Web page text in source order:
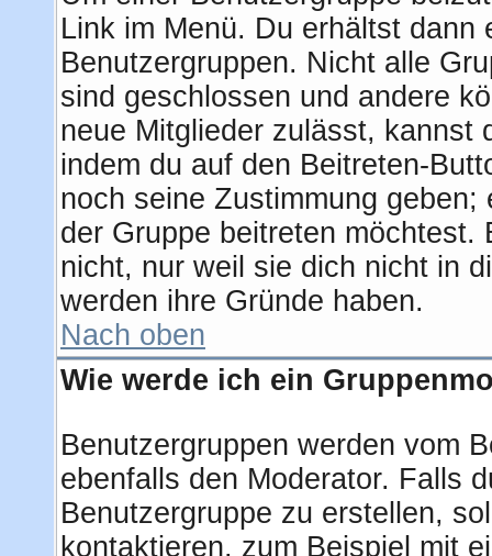
Link im Menü. Du erhältst dann
Benutzergruppen. Nicht alle
sind geschlossen und andere
neue Mitglieder zulässt, kannst
indem du auf den Beitreten-
noch seine Zustimmung
der Gruppe beitreten möchtest.
nicht, nur weil sie dich nicht in
werden ihre Gründe haben.
Nach oben
Wie werde ich ein
Benutzergruppen werden vom
ebenfalls den Moderator. Falls
Benutzergruppe zu erstellen,
kontaktieren, zum Beispiel mit